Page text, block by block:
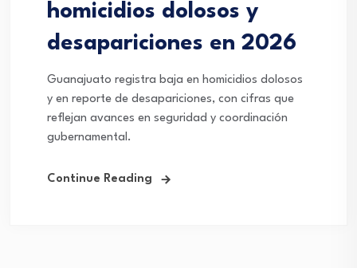
homicidios dolosos y
desapariciones en 2026
Guanajuato registra baja en homicidios dolosos
y en reporte de desapariciones, con cifras que
reflejan avances en seguridad y coordinación
gubernamental.
Continue Reading